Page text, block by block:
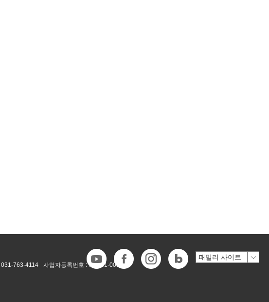
031-763-4114 사업자등록번호 :718-81-00546